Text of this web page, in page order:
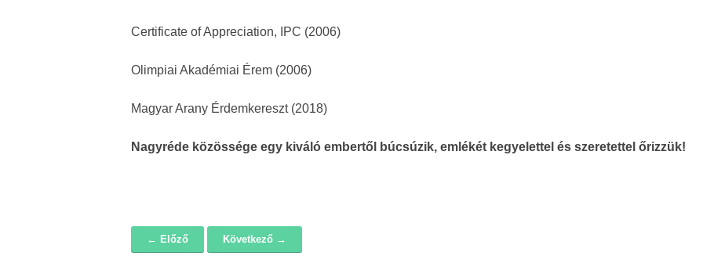
Certificate of Appreciation, IPC (2006)
Olimpiai Akadémiai Érem (2006)
Magyar Arany Érdemkereszt (2018)
Nagyréde közössége egy kiváló embertől búcsúzik, emlékét kegyelettel és szeretettel őrizzük!
← Előző Következő →